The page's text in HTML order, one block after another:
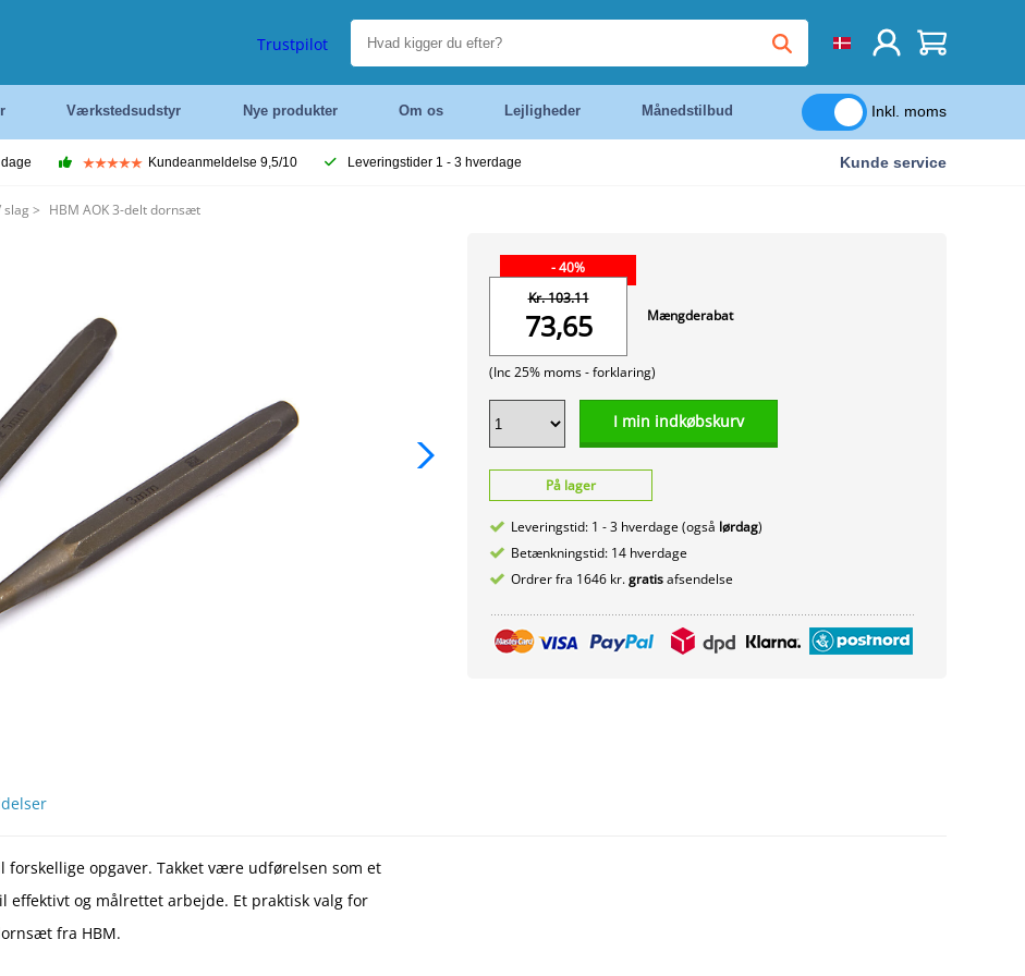
Trustpilot
Værkstedsudstyr Nye produkter Om os Lejligheder Månedstilbud Inkl. moms
Kundeanmeldelse 9,5/10 Leveringstider 1 - 3 hverdage Kunde service
slag > HBM AOK 3-delt dornsæt
- 40%
Kr. 103.11
73,65
(Inc 25% moms -forklaring)
Mængderabat
I min indkøbskurv
På lager
Leveringstid: 1 - 3 hverdage (også lørdag)
Betænkningstid: 14 hverdage
Ordrer fra 1646 kr.gratisafsendelse
opgaver. Takket være udførelsen som et
og målrettet arbejde. Et praktisk valg for
fra HBM.